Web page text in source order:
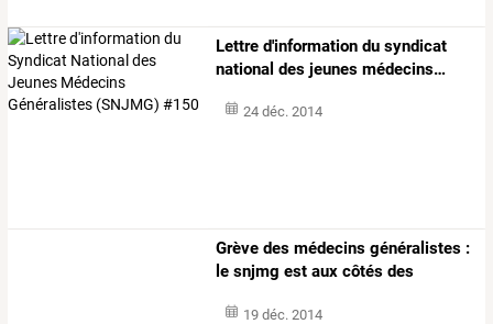
Lettre d'information du syndicat
national des jeunes médecins…
24 déc. 2014
Grève des médecins généralistes :
le snjmg est aux côtés des
19 déc. 2014